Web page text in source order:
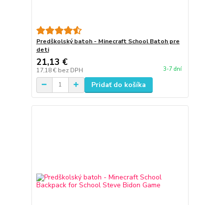
Predškolský batoh - Minecraft School Batoh pre
deti
21,13 €
17,18 € bez DPH 3-7 dní
Pridať do košíka